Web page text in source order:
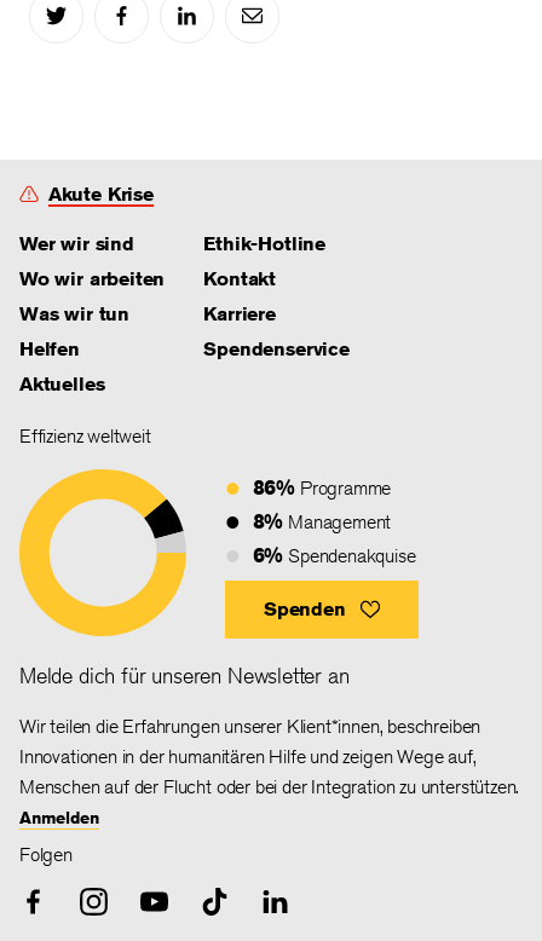
Akute Krise
Wer wir sind
Wo wir arbeiten
Was wir tun
Helfen
Aktuelles
Ethik-Hotline
Kontakt
Karriere
Spendenservice
Effizienz weltweit
86% Programme
8% Management
6% Spendenakquise
Spenden
Melde dich für unseren Newsletter an
Wir teilen die Erfahrungen unserer Klient*innen, beschreiben
Innovationen in der humanitären Hilfe und zeigen Wege auf,
Menschen auf der Flucht oder bei der Integration zu unterstützen.
Anmelden
Folgen